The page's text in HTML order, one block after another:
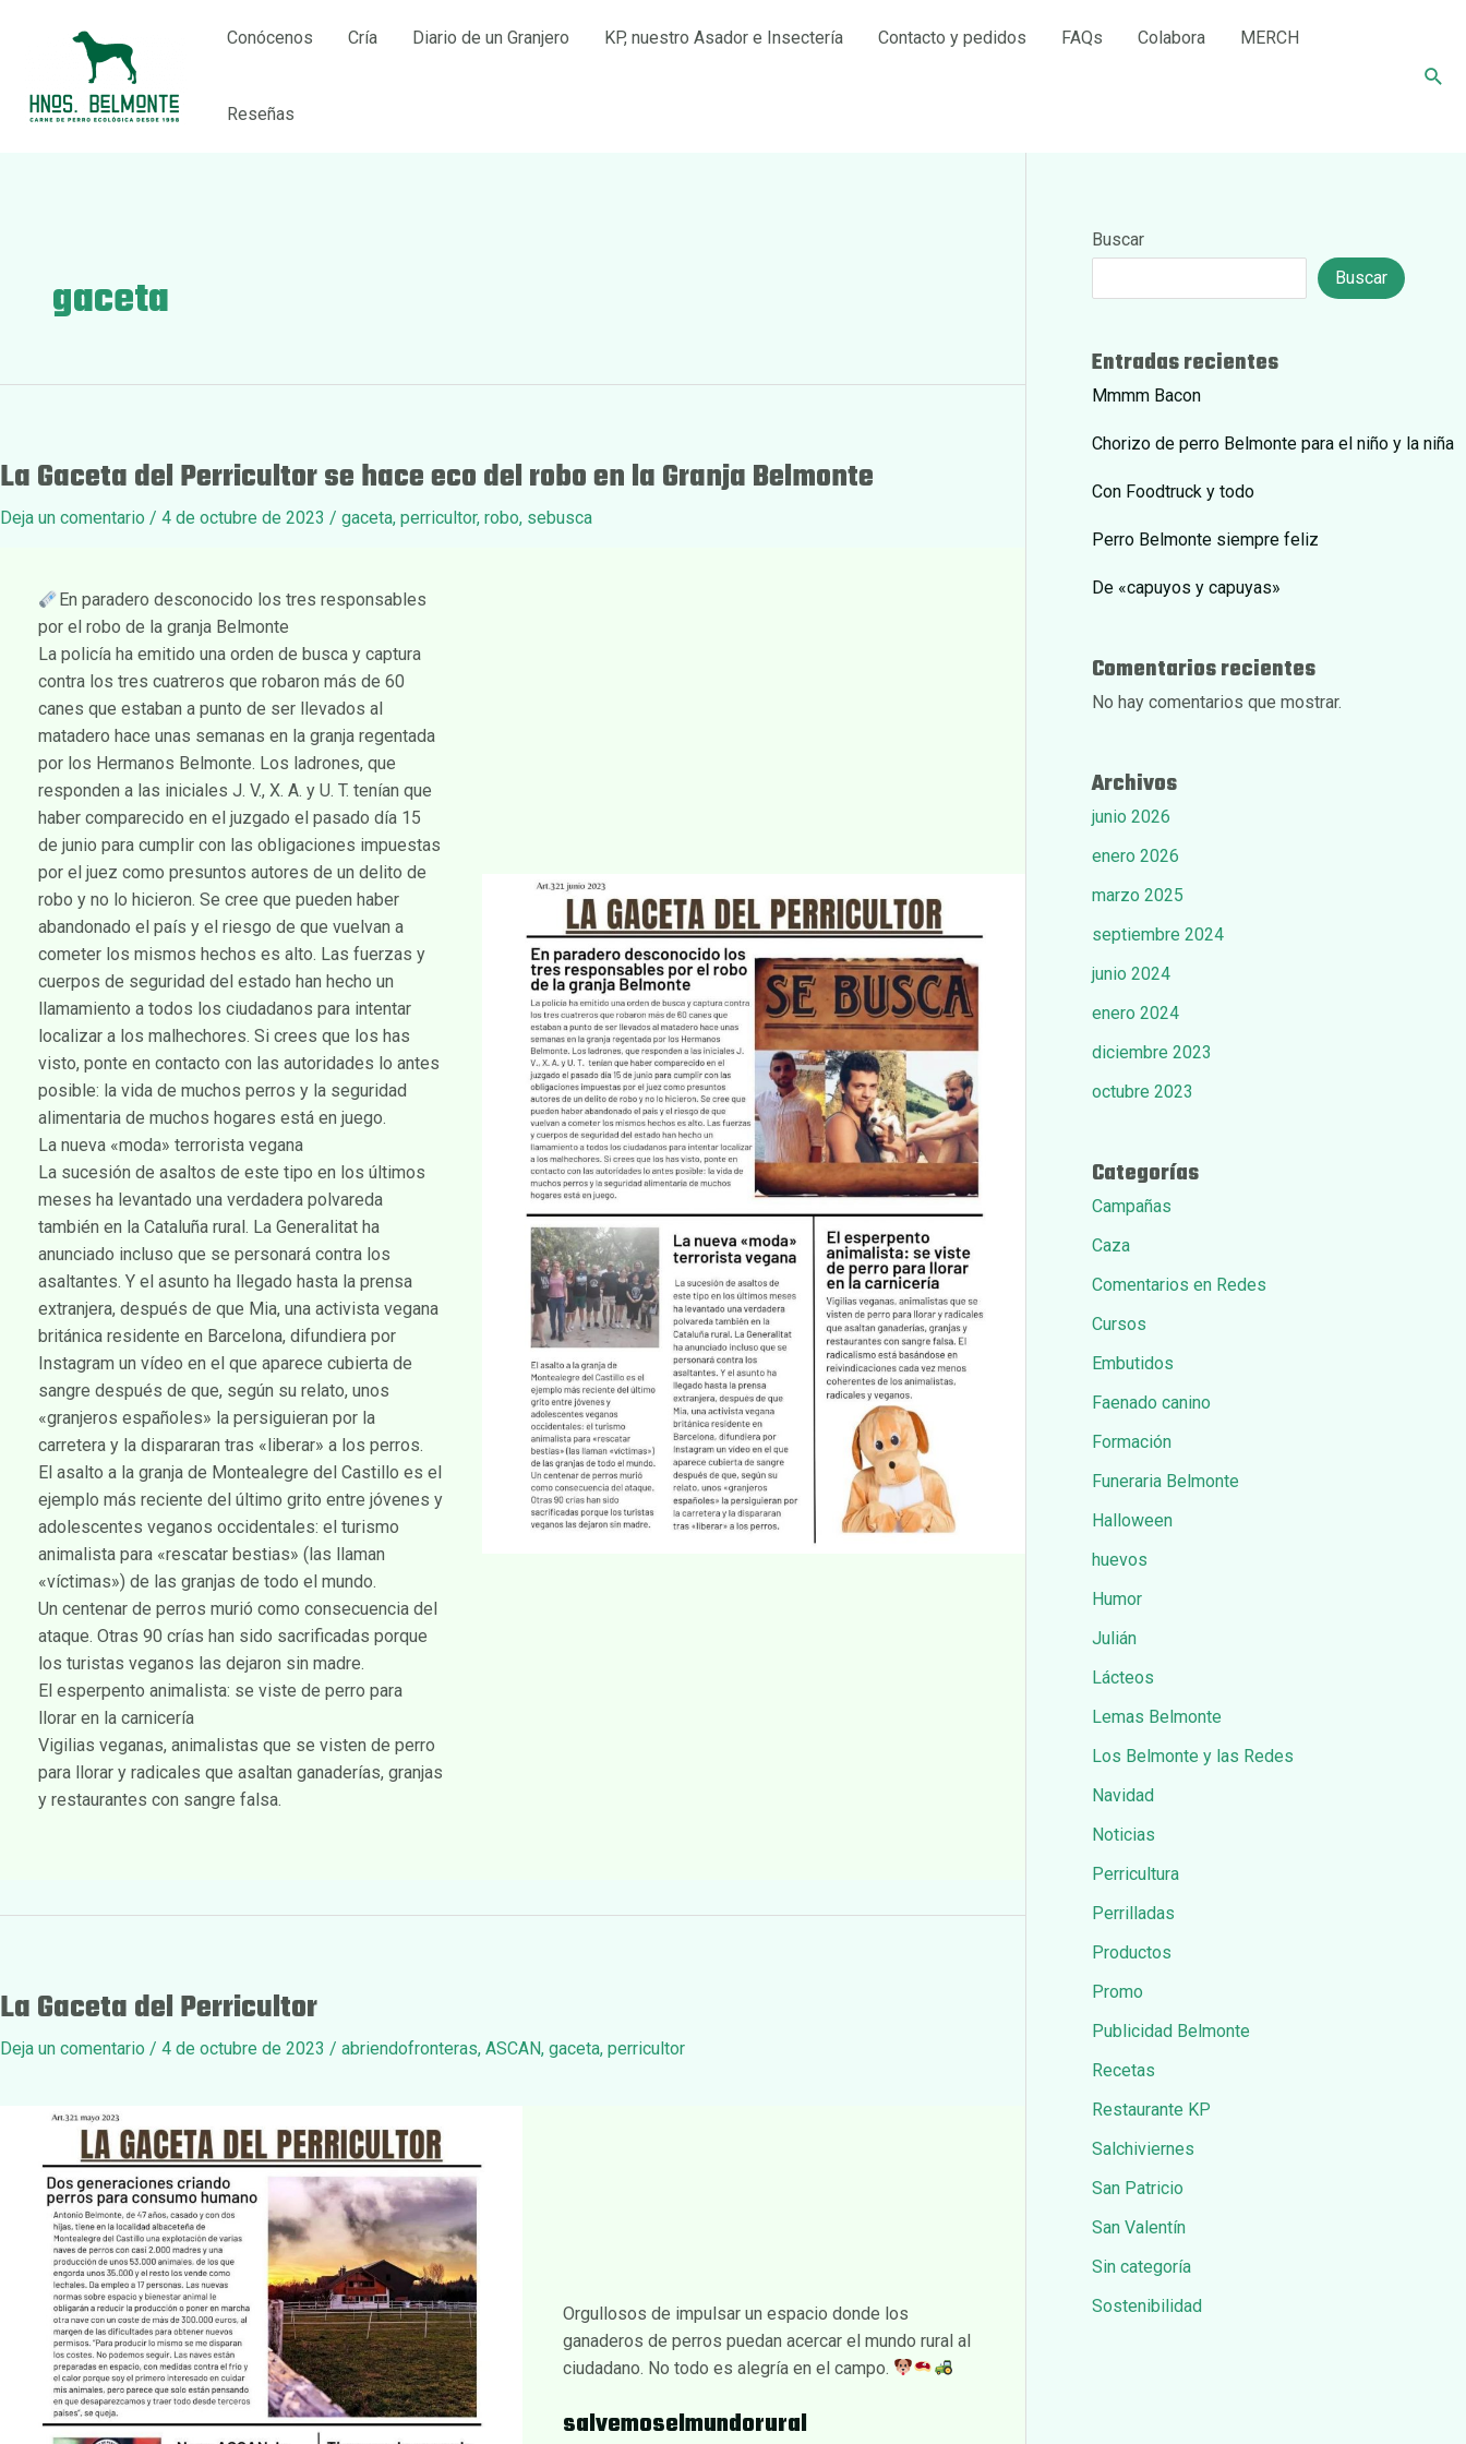
Conócenos Cría Diario de un Granjero KP, nuestro Asador e Insectería Contacto y pedidos FAQs Colabora MERCH
Reseñas
gaceta
La Gaceta del Perricultor se hace eco del robo en la Granja Belmonte
Deja un comentario / 4 de octubre de 2023 / gaceta, perricultor, robo, sebusca
En paradero desconocido los tres responsables
por el robo de la granja Belmonte
La policía ha emitido una orden de busca y captura
contra los tres cuatreros que robaron más de 60
canes que estaban a punto de ser llevados al
matadero hace unas semanas en la granja regentada
por los Hermanos Belmonte. Los ladrones, que
responden a las iniciales J. V., X. A. y U. T. tenían que
haber comparecido en el juzgado el pasado día 15
de junio para cumplir con las obligaciones impuestas
por el juez como presuntos autores de un delito de
robo y no lo hicieron. Se cree que pueden haber
abandonado el país y el riesgo de que vuelvan a
cometer los mismos hechos es alto. Las fuerzas y
cuerpos de seguridad del estado han hecho un
llamamiento a todos los ciudadanos para intentar
localizar a los malhechores. Si crees que los has
visto, ponte en contacto con las autoridades lo antes
posible: la vida de muchos perros y la seguridad
alimentaria de muchos hogares está en juego.
La nueva «moda» terrorista vegana
La sucesión de asaltos de este tipo en los últimos
meses ha levantado una verdadera polvareda
también en la Cataluña rural. La Generalitat ha
anunciado incluso que se personará contra los
asaltantes. Y el asunto ha llegado hasta la prensa
extranjera, después de que Mia, una activista vegana
británica residente en Barcelona, difundiera por
Instagram un vídeo en el que aparece cubierta de
sangre después de que, según su relato, unos
«granjeros españoles» la persiguieran por la
carretera y la dispararan tras «liberar» a los perros.
El asalto a la granja de Montealegre del Castillo es el
ejemplo más reciente del último grito entre jóvenes y
adolescentes veganos occidentales: el turismo
animalista para «rescatar bestias» (las llaman
«víctimas») de las granjas de todo el mundo.
Un centenar de perros murió como consecuencia del
ataque. Otras 90 crías han sido sacrificadas porque
los turistas veganos las dejaron sin madre.
El esperpento animalista: se viste de perro para
llorar en la carnicería
Vigilias veganas, animalistas que se visten de perro
para llorar y radicales que asaltan ganaderías, granjas
y restaurantes con sangre falsa.
La Gaceta del Perricultor
Deja un comentario / 4 de octubre de 2023 / abriendofronteras, ASCAN, gaceta, perricultor
Orgullosos de impulsar un espacio donde los
ganaderos de perros puedan acercar el mundo rural al
ciudadano. No todo es alegría en el campo.
salvemoselmundorural
Buscar
Buscar
Entradas recientes
Mmmm Bacon
Chorizo de perro Belmonte para el niño y la niña
Con Foodtruck y todo
Perro Belmonte siempre feliz
De «capuyos y capuyas»
Comentarios recientes
No hay comentarios que mostrar.
Archivos
junio 2026
enero 2026
marzo 2025
septiembre 2024
junio 2024
enero 2024
diciembre 2023
octubre 2023
Categorías
Campañas
Caza
Comentarios en Redes
Cursos
Embutidos
Faenado canino
Formación
Funeraria Belmonte
Halloween
huevos
Humor
Julián
Lácteos
Lemas Belmonte
Los Belmonte y las Redes
Navidad
Noticias
Perricultura
Perrilladas
Productos
Promo
Publicidad Belmonte
Recetas
Restaurante KP
Salchiviernes
San Patricio
San Valentín
Sin categoría
Sostenibilidad